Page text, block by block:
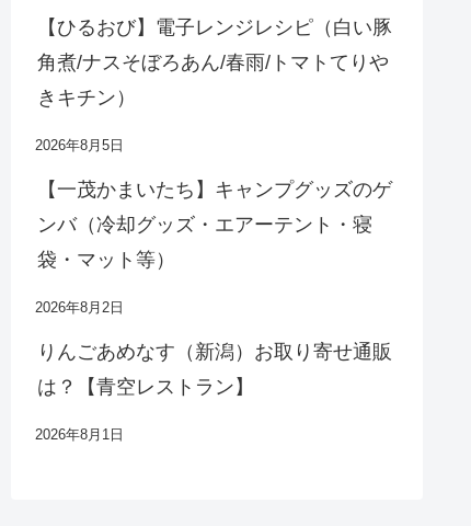
【ひるおび】電子レンジレシピ（白い豚
角煮/ナスそぼろあん/春雨/トマトてりや
きキチン）
2026年8月5日
【一茂かまいたち】キャンプグッズのゲ
ンバ（冷却グッズ・エアーテント・寝
袋・マット等）
2026年8月2日
りんごあめなす（新潟）お取り寄せ通販
は？【青空レストラン】
2026年8月1日